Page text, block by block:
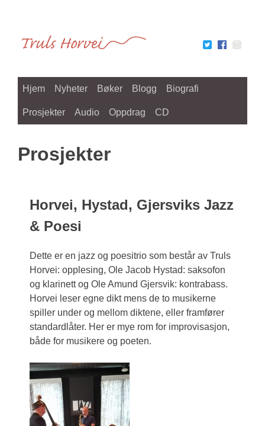
to
Hjem Nyheter Bøker Blogg Biografi
Prosjekter Audio Oppdrag CD
Prosjekter
Horvei, Hystad, Gjersviks Jazz
& Poesi
Dette er en jazz og poesitrio som består av Truls
Horvei: opplesing, Ole Jacob Hystad: saksofon
og klarinett og Ole Amund Gjersvik: kontrabass.
Horvei leser egne dikt mens de to musikerne
spiller under og mellom diktene, eller framfører
standardlåter. Her er mye rom for improvisasjon,
både for musikere og poeten.